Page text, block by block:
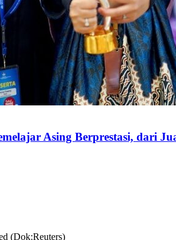
Asing Berprestasi, dari